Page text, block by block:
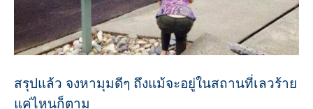
สรุปแล้ว จงหามุมดีๆ ถึงแม้จะอยู่ในสถานที่เลวร้าย
แค่ไหนก็ตาม